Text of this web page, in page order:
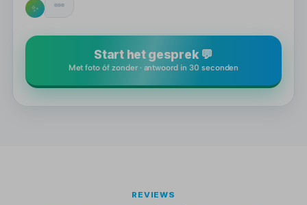
✨
Start het gesprek 💬
Met foto óf zonder · antwoord in 30 seconden
REVIEWS